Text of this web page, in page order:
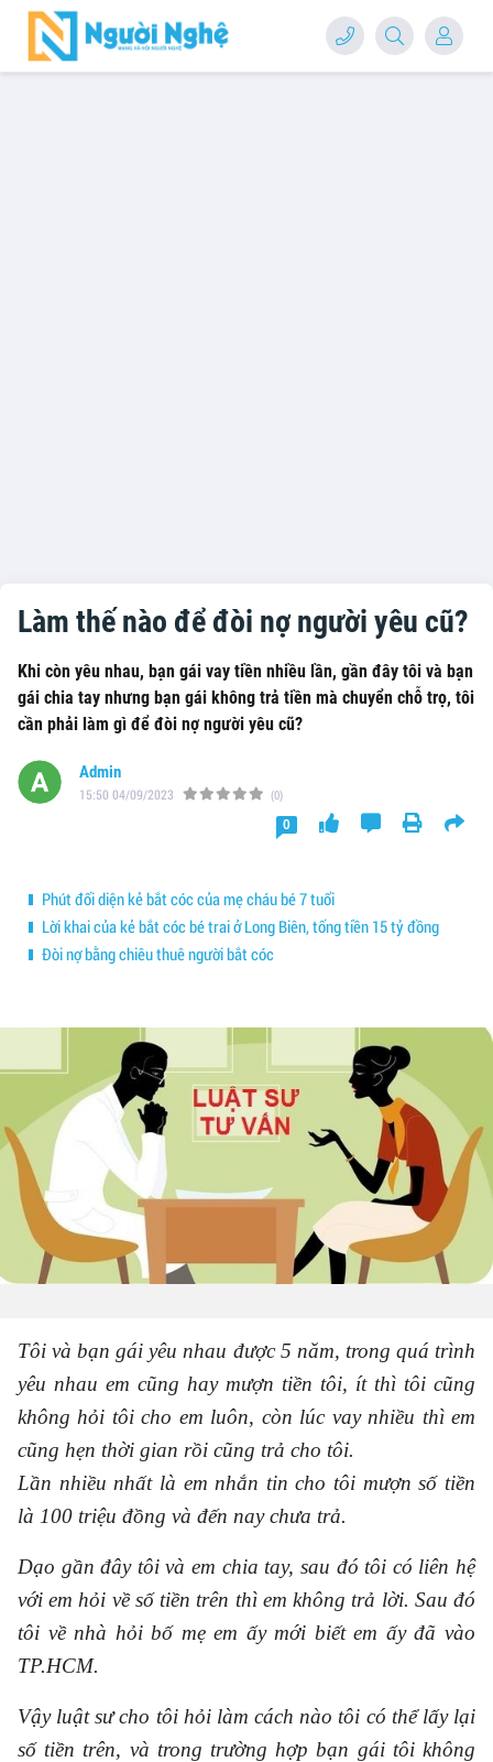
Làm thế nào để đòi nợ người yêu cũ?
Khi còn yêu nhau, bạn gái vay tiền nhiều lần, gần đây tôi và bạn
gái chia tay nhưng bạn gái không trả tiền mà chuyển chỗ trọ, tôi
cần phải làm gì để đòi nợ người yêu cũ?
Admin
15:50 04/09/2023 (0)
0
Phút đối diện kẻ bắt cóc của mẹ cháu bé 7 tuổi
Lời khai của kẻ bắt cóc bé trai ở Long Biên, tống tiền 15 tỷ đồng
Đòi nợ bằng chiêu thuê người bắt cóc
Tôi và bạn gái yêu nhau được 5 năm, trong quá trình
yêu nhau em cũng hay mượn tiền tôi, ít thì tôi cũng
không hỏi tôi cho em luôn, còn lúc vay nhiều thì em
cũng hẹn thời gian rồi cũng trả cho tôi.
Lần nhiều nhất là em nhắn tin cho tôi mượn số tiền
là 100 triệu đồng và đến nay chưa trả.
Dạo gần đây tôi và em chia tay, sau đó tôi có liên hệ
với em hỏi về số tiền trên thì em không trả lời. Sau đó
tôi về nhà hỏi bố mẹ em ấy mới biết em ấy đã vào
TP.HCM.
Vậy luật sư cho tôi hỏi làm cách nào tôi có thể lấy lại
số tiền trên, và trong trường hợp bạn gái tôi không